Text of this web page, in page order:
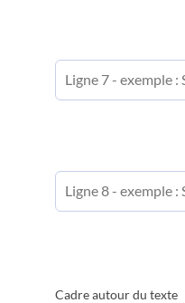
Cadre autour du texte